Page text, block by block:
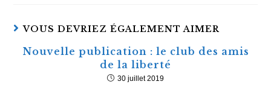
VOUS DEVRIEZ ÉGALEMENT AIMER
Nouvelle publication : le club des amis
de la liberté
30 juillet 2019